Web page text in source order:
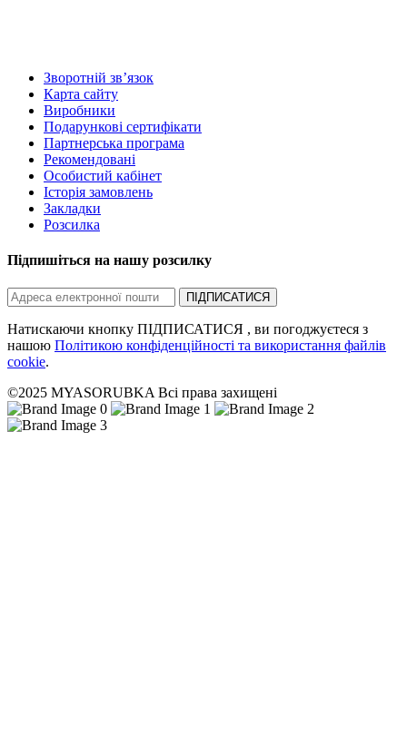
Зворотній зв’язок
Карта сайту
Виробники
Подарункові сертифікати
Партнерська програма
Рекомендовані
Особистий кабінет
Історія замовлень
Закладки
Розсилка
Підпишіться на нашу розсилку
ПІДПИСАТИСЯ
Натискаючи кнопку ПІДПИСАТИСЯ , ви погоджуєтеся з
нашою Політикою конфіденційності та використання файлів
cookie.
©2025 MYASORUBKA Всі права захищені